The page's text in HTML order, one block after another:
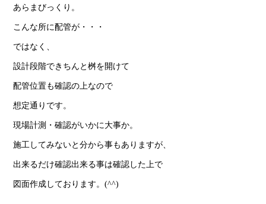
あらまびっくり。
こんな所に配管が・・・
ではなく、
設計段階できちんと桝を開けて
配管位置も確認の上なので
想定通りです。
現場計測・確認がいかに大事か。
施工してみないと分から事もありますが、
出来るだけ確認出来る事は確認した上で
図面作成しております。(^^)